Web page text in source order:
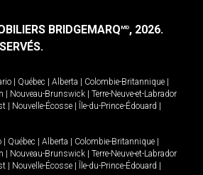
BRIDGEMARQMD, 2026.
Québec Alberta Colombie-Britannique
Nouveau-Brunswick
Terre-Neuve-et-Labrador
Nouvelle-Écosse Île-du-Prince-Édouard
Québec Alberta Colombie-Britannique
Nouveau-Brunswick
Terre-Neuve-et-Labrador
Nouvelle-Écosse Île-du-Prince-Édouard